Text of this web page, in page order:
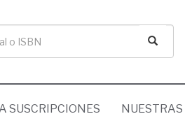
SUSCRIPCIONES NUESTRAS